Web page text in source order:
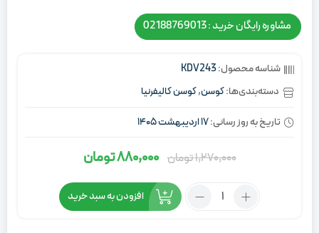
مشاوره رایگان خرید : 02188769013
شناسه محصول:KDV243
دسته‌بندی‌ها:کوسن,کوسن کالیفرنیا
تاریخ به روز رسانی:17 اردیبهشت 1405
1,270,000تومان قیمت
اصلی:
1,270,000
880,000تومان
قیمت
فعلی:
880,000
تعداد:
افزودن به سبد خرید